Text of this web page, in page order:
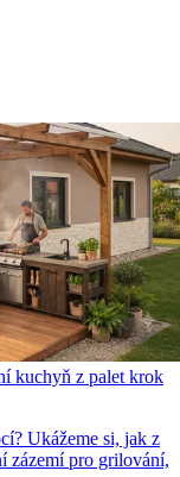
kuchyň z palet krok
Ukážeme si, jak z
zázemí pro grilování,